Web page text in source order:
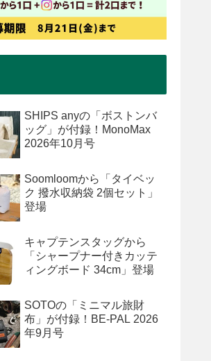
SHIPS anyの「ボストンバ
ッグ」が付録！MonoMax
2026年10月号
Soomloomから「タイベッ
ク 撥水収納袋 2個セット」
登場
キャプテンスタッグから
「シャープナー付きカッテ
ィングボード 34cm」登場
SOTOの「ミニマル旅財
布」が付録！BE-PAL 2026
年9月号